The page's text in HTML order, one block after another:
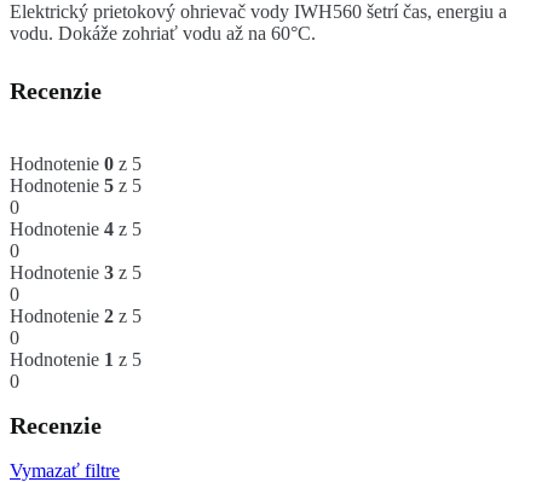
Elektrický prietokový ohrievač vody IWH560 šetrí čas, energiu a
vodu. Dokáže zohriať vodu až na 60°C.
Recenzie
Hodnotenie 0 z 5
Hodnotenie 5 z 5
0
Hodnotenie 4 z 5
0
Hodnotenie 3 z 5
0
Hodnotenie 2 z 5
0
Hodnotenie 1 z 5
0
Recenzie
Vymazať filtre